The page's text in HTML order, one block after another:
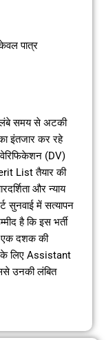
पात्र
लंबे समय से अटकी
इंतजार कर रहे
वेरिफिकेशन (DV)
List तैयार की
और न्याय
सुनवाई में सत्यापन
है कि इस भर्ती
एक दशक की
के लिए Assistant
उनकी लंबित